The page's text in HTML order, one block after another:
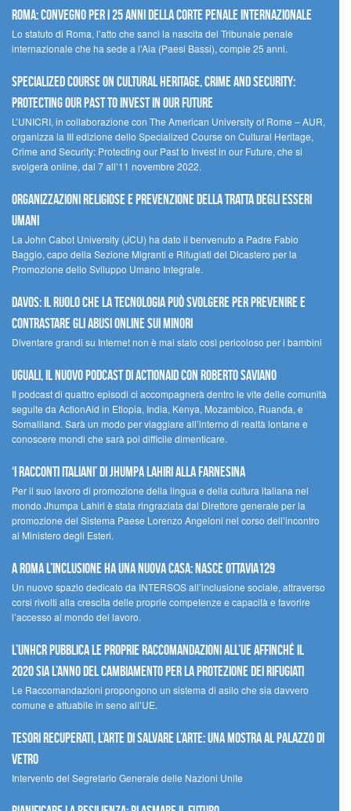
Roma: convegno per i 25 anni della Corte penale internazionale
Lo statuto di Roma, l’atto che sancì la nascita del Tribunale penale
internazionale che ha sede a l’Aia (Paesi Bassi), compie 25 anni.
Specialized Course on Cultural Heritage, Crime and Security:
Protecting our Past to Invest in our Future
L’UNICRI, in collaborazione con The American University of Rome – AUR,
organizza la III edizione dello Specialized Course on Cultural Heritage,
Crime and Security: Protecting our Past to Invest in our Future, che si
svolgerà online, dal 7 all’11 novembre 2022.
Organizzazioni religiose e prevenzione della tratta degli esseri
umani
La John Cabot University (JCU) ha dato il benvenuto a Padre Fabio
Baggio, capo della Sezione Migranti e Rifugiati del Dicastero per la
Promozione dello Sviluppo Umano Integrale.
Davos: il ruolo che la tecnologia può svolgere per prevenire e
contrastare gli abusi online sui minori
Diventare grandi su Internet non è mai stato così pericoloso per i bambini
UGUALI, il nuovo podcast di ACTIONAID con Roberto Saviano
Il podcast di quattro episodi ci accompagnerà dentro le vite delle comunità
seguite da ActionAid in Etiopia, India, Kenya, Mozambico, Ruanda, e
Somaliland. Sarà un modo per viaggiare all’interno di realtà lontane e
conoscere mondi che sarà poi difficile dimenticare.
‘I racconti italiani’ di Jhumpa Lahiri alla Farnesina
Per il suo lavoro di promozione della lingua e della cultura italiana nel
mondo Jhumpa Lahiri è stata ringraziata dal Direttore generale per la
promozione del Sistema Paese Lorenzo Angeloni nel corso dell’incontro
al Ministero degli Esteri.
A Roma l’inclusione ha una nuova casa: nasce Ottavia129
Un nuovo spazio dedicato da INTERSOS all’inclusione sociale, attraverso
corsi rivolti alla crescita delle proprie competenze e capacità e favorire
l’accesso al mondo del lavoro.
L’UNHCR pubblica le proprie raccomandazioni all’UE affinché il
2020 sia l’anno del cambiamento per la protezione dei rifugiati
Le Raccomandazioni propongono un sistema di asilo che sia davvero
comune e attuabile in seno all’UE.
Tesori recuperati, l’arte di salvare l’arte: una mostra al Palazzo di
Vetro
Intervento del Segretario Generale delle Nazioni Unite